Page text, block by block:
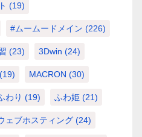
(19)
#ムームードメイン (226)
(23) 3Dwin (24)
(19) MACRON (30)
わり (19) ふわ姫 (21)
ェブホスティング (24)